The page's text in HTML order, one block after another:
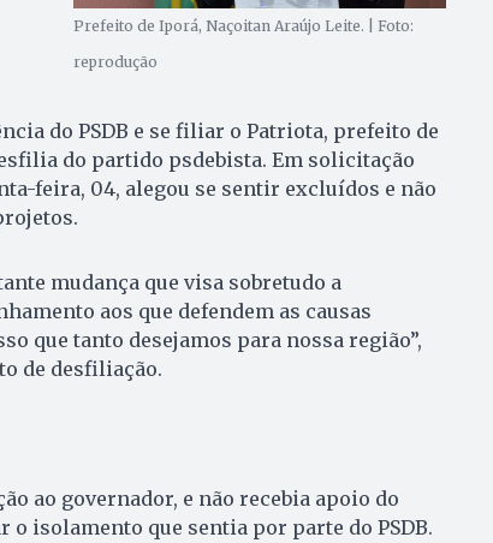
Prefeito de Iporá, Naçoitan Araújo Leite. | Foto:
reprodução
do PSDB e se filiar o Patriota, prefeito de
do partido psdebista. Em solicitação
feira, 04, alegou se sentir excluídos e não
mudança que visa sobretudo a
aos que defendem as causas
que tanto desejamos para nossa região”,
de desfiliação.
ao governador, e não recebia apoio do
o isolamento que sentia por parte do PSDB.